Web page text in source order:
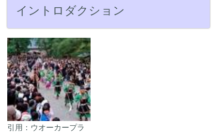
イントロダクション
引用：ウオーカープラ